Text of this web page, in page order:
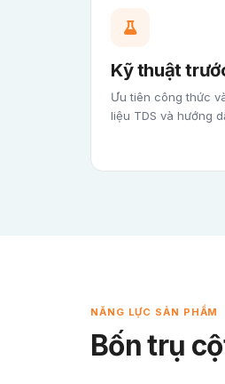
Kỹ thuật
Ưu tiên công thức
liệu TDS và hướng
NĂNG LỰC SẢN PHẨM
Bốn trụ